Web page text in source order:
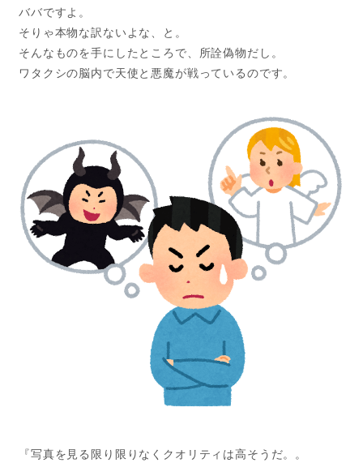
ババですよ。
そりゃ本物な訳ないよな、と。
そんなものを手にしたところで、所詮偽物だし。
ワタクシの脳内で天使と悪魔が戦っているのです。
『写真を見る限り限りなくクオリティは高そうだ。。